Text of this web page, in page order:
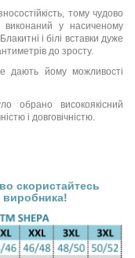
тому чудово
виконаний у насиченому
і білі вставки дуже
до зросту.
дають йому можливості
обрано високоякісний
і довговічністю.
скористайтесь
виробника!